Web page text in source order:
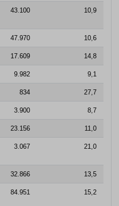
43.100 10,9
47.970 10,6
17.609 14,8
9.982 9,1
834 27,7
3.900 8,7
23.156 11,0
3.067 21,0
32.866 13,5
84.951 15,2